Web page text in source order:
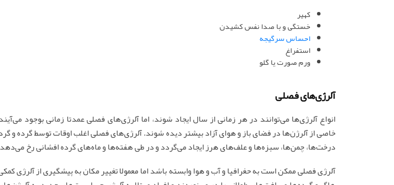
کهیر
خستگی و با صدا نفس کشیدن
احساس سرگیجه
استفراغ
ورم صورت یا گلو
آلرژی‌های فصلی
انواع آلرژی‌ها می‌توانند در هر زمانی از سال ایجاد شوند، اما آلرژی‌های فصلی عمدتا زمانی بوجود
خاصی از آلرژن‌ها در فضای باز و هوای آزاد بیشتر دیده شوند. آلرژی‌های فصلی اغلب اوقات توسط گرده و
درخت‌ها، چمن‌ها، سبزه‌ها و علف‌های هرز ایجاد می‌گردد و در طی هفته‌ها و ماه‌های گرده افشانی رخ
آلرژی فصلی ممکن است به حغرافیا و آب و هوا وابسته باشد اما معمولا تغییر مکان به پیشگیری از آلرژی